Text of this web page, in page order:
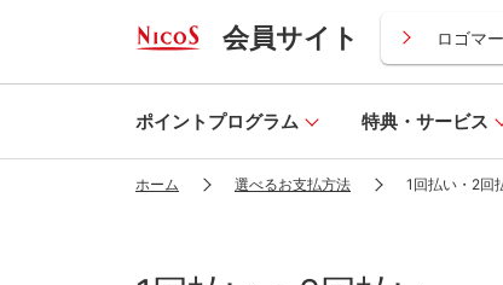
会員サイト ロゴマ
ポイントプログラム 特典・サービス
ホーム 選べるお支払方法 1回払い・2回